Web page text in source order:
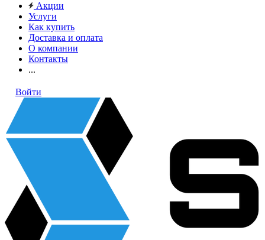
Акции
Услуги
Как купить
Доставка и оплата
О компании
Контакты
...
Войти